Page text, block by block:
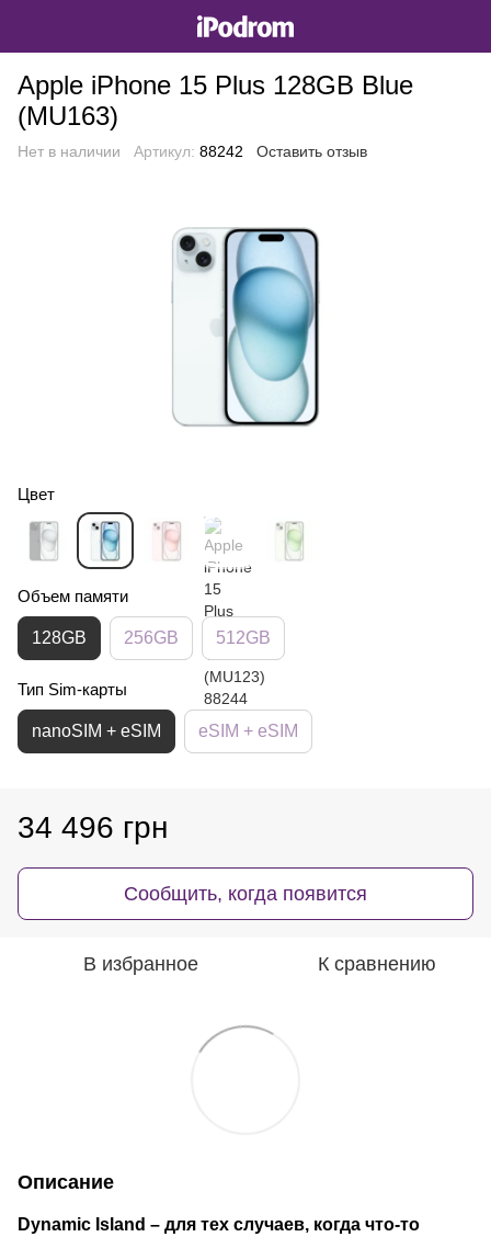
Apple iPhone 15 Plus 128GB Blue
(MU163)
Нет в наличии Артикул: 88242 Оставить отзыв
Цвет
Объем памяти
128GB 256GB 512GB
Тип Sim-карты
nanoSIM + eSIM eSIM + eSIM
34 496 грн
Сообщить, когда появится
В избранное К сравнению
Описание
Dynamic Island – для тех случаев, когда что-то